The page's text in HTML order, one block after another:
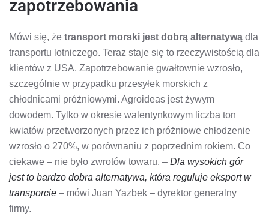
zapotrzebowania
Mówi się, że transport morski jest dobrą alternatywą dla
transportu lotniczego. Teraz staje się to rzeczywistością dla
klientów z USA. Zapotrzebowanie gwałtownie wzrosło,
szczególnie w przypadku przesyłek morskich z
chłodnicami próżniowymi. Agroideas jest żywym
dowodem. Tylko w okresie walentynkowym liczba ton
kwiatów przetworzonych przez ich próżniowe chłodzenie
wzrosło o 270%, w porównaniu z poprzednim rokiem. Co
ciekawe – nie było zwrotów towaru. – Dla wysokich gór
jest to bardzo dobra alternatywa, która reguluje eksport w
transporcie – mówi Juan Yazbek – dyrektor generalny
firmy.